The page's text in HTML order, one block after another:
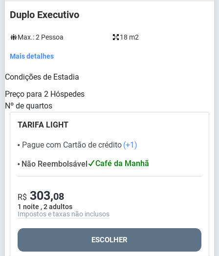
Duplo Executivo
Max.:2 Pessoa 18 m2
Mais detalhes
Condições de Estadia
Preço para 2 Hóspedes
Nº de quartos
TARIFA LIGHT
⬤ Pague com Cartão de crédito (+1)
⬤ Não Reembolsável Café da Manhã
1 noite , 2 adultos
R$ 303,08
Impostos e taxas não inclusos
ESCOLHER